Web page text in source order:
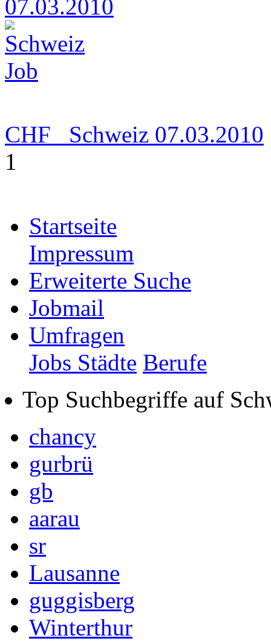
07.03.2010
CHF Schweiz 07.03.2010
1
Startseite
Impressum
Erweiterte Suche
Jobmail
Umfragen
Jobs Städte Berufe
Top Suchbegriffe auf
chancy
gurbrü
gb
aarau
sr
Lausanne
guggisberg
Winterthur